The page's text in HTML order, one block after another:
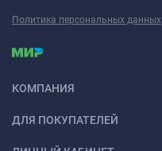
Политика персональных данных
КОМПАНИЯ
ДЛЯ ПОКУПАТЕЛЕЙ